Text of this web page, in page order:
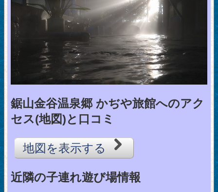
鋸山金谷温泉郷 かぢや旅館へのアク
セス(地図)と口コミ
地図を表示する
近隣の子連れ遊び場情報